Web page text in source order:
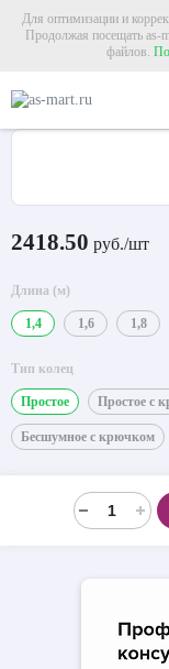
Для оптимизации и
Продолжая посещать as-
файлов.
Карниз для штор
2418.50 руб./шт
Длина (м)
1,4 1,6 1,8
Тип колец
Простое Простое с
Бесшумное с крючком